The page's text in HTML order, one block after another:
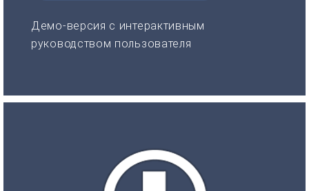
Демо-версия с интерактивным
руководством пользователя